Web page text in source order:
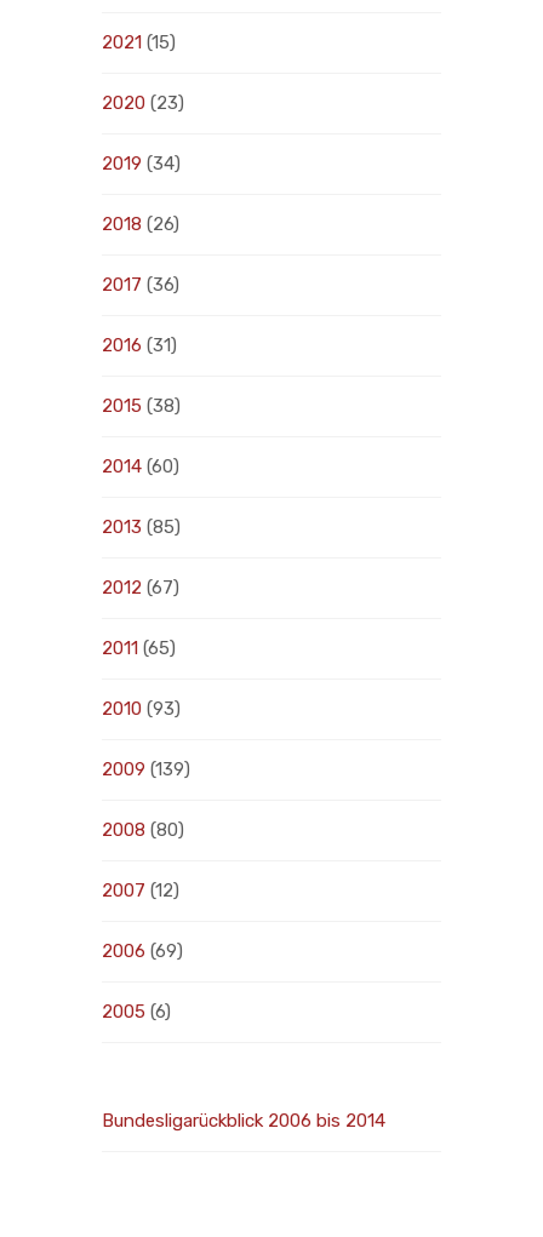
2021 (15)
2020 (23)
2019 (34)
2018 (26)
2017 (36)
2016 (31)
2015 (38)
2014 (60)
2013 (85)
2012 (67)
2011 (65)
2010 (93)
2009 (139)
2008 (80)
2007 (12)
2006 (69)
2005 (6)
Bundesligarückblick 2006 bis 2014